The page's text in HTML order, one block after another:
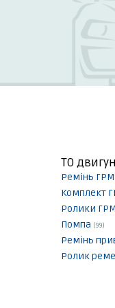
ТО
Ремінь ГРМ
Комплект
Ролики ГРМ
Помпа (99)
Ремінь
Ролик